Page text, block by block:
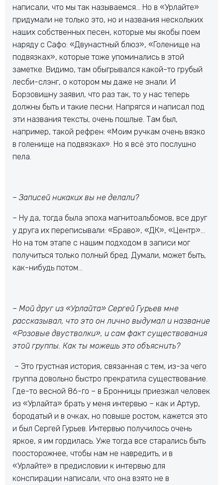
написали, что мы так называемся… Но в «Урлайте»
придумали не только это, но и названия нескольких
наших собственных песен, которые мы якобы поем
наряду с Сафо: «Двунастный блюз», «Голенище на
подвязках», которые тоже упоминались в этой
заметке. Видимо, там обыгрывался какой-то грубый
лесби-слэнг, о котором мы даже не знали. И
Борзовишну заявил, что раз так, то у нас теперь
должны быть и такие песни. Напрягся и написал под
эти названия тексты, очень пошлые. Там был,
например, такой рефрен: «Моим ручкам очень вязко
в голенище на подвязках». Но я всё это послушно
пела.
– Записей никаких вы не делали?
– Ну да, тогда была эпоха магнитоальбомов, все друг
у друга их переписывали: «Браво», «ДК», «Центр»…
Но на том этапе с нашим подходом в записи мог
получиться только полный бред. Думали, может быть,
как-нибудь потом…
– Мой друг из «Урлайта» Сергей Гурьев мне
рассказывал, что это он лично выдумал и название
«Розовые двустволки», и сам факт существования
этой группы. Как ты можешь это объяснить?
– Это грустная история, связанная с тем, из-за чего
группа довольно быстро прекратила существование.
Где-то весной 86-го – в Бронницы приезжал человек
из «Урлайта» брать у меня интервью – как и Артур,
бородатый и в очках, но повыше ростом, кажется это
и был Сергей Гурьев. Интервью получилось очень
яркое, я им гордилась. Уже тогда все старались быть
поосторожнее, чтобы нам не навредить, и в
«Урлайте» в предисловии к интервью для
конспирации написали, что она взято не в